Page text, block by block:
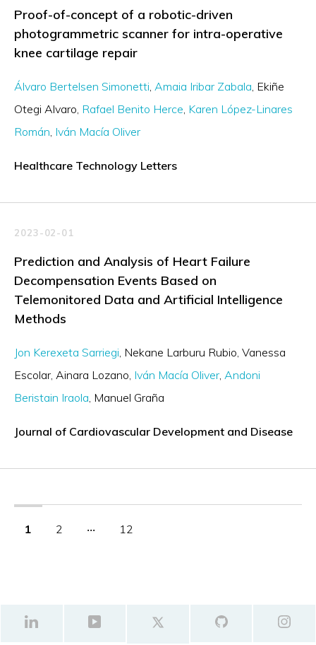
Proof-of-concept of a robotic-driven
photogrammetric scanner for intra-operative
knee cartilage repair
Álvaro Bertelsen Simonetti Amaia Iribar Zabala Ekiñe
Otegi Alvaro Rafael Benito Herce Karen López-Linares
Román Iván Macía Oliver
Healthcare Technology Letters
2023-02-01
Prediction and Analysis of Heart Failure
Decompensation Events Based on
Telemonitored Data and Artificial Intelligence
Methods
Jon Kerexeta Sarriegi Nekane Larburu Rubio Vanessa
Escolar Ainara Lozano Iván Macía Oliver Andoni
Beristain Iraola Manuel Graña
Journal of Cardiovascular Development and Disease
1 2 ‧‧‧ 12